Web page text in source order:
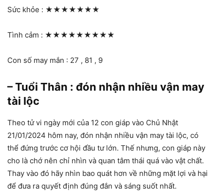
Sức khỏe : ★★★★★★★
Tình cảm : ★★★★★★★★★
Con số may mắn : 27 , 81 , 9
– Tuổi Thân : đón nhận nhiều vận may
tài lộc
Theo tử vi ngày mới của 12 con giáp vào Chủ Nhật
21/01/2024 hôm nay, đón nhận nhiều vận may tài lộc, có
thể đứng trước cơ hội đầu tư lớn. Thế nhưng, con giáp này
cho là chớ nên chỉ nhìn và quan tâm thái quá vào vật chất.
Thay vào đó hãy nhìn bao quát hơn về những mặt lợi và hại
để đưa ra quyết định đúng đắn và sáng suốt nhất.